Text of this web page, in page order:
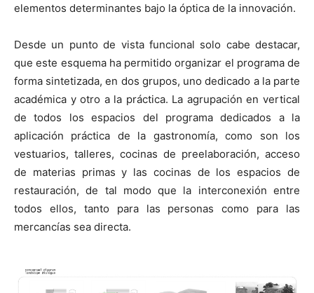
elementos determinantes bajo la óptica de la innovación.
Desde un punto de vista funcional solo cabe destacar,
que este esquema ha permitido organizar el programa de
forma sintetizada, en dos grupos, uno dedicado a la parte
académica y otro a la práctica. La agrupación en vertical
de todos los espacios del programa dedicados a la
aplicación práctica de la gastronomía, como son los
vestuarios, talleres, cocinas de preelaboración, acceso
de materias primas y las cocinas de los espacios de
restauración, de tal modo que la interconexión entre
todos ellos, tanto para las personas como para las
mercancías sea directa.